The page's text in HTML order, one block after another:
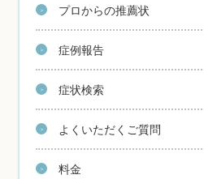
プロからの推薦状
症例報告
症状検索
よくいただくご質問
料金